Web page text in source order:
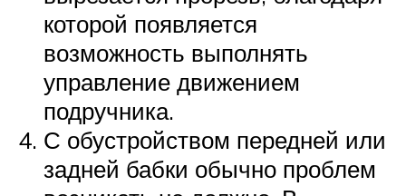
которой появляется
возможность выполнять
управление движением
подручника.
С обустройством передней или
задней бабки обычно проблем